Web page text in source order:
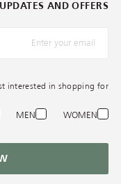
AND OFFERS!
*البريد الإلكترونيّ
interested in shopping for?
WOMEN
MEN